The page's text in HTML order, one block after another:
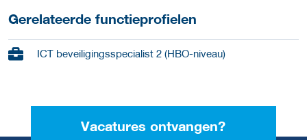
Gerelateerde functieprofielen
ICT beveiligingsspecialist 2 (HBO-niveau)
Vacatures ontvangen?